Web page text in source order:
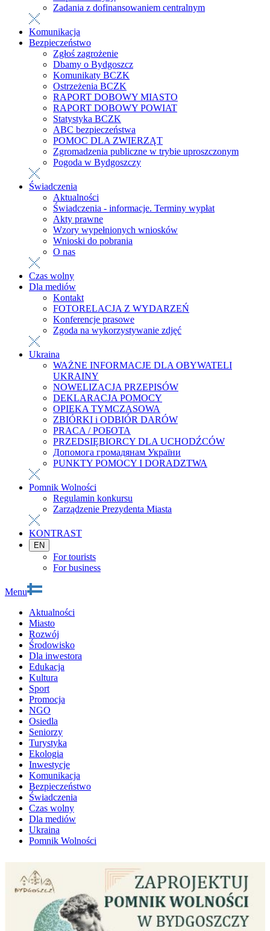
Zadania z dofinansowaniem centralnym
Komunikacja
Bezpieczeństwo
Zgłoś zagrożenie
Dbamy o Bydgoszcz
Komunikaty BCZK
Ostrzeżenia BCZK
RAPORT DOBOWY MIASTO
RAPORT DOBOWY POWIAT
Statystyka BCZK
ABC bezpieczeństwa
POMOC DLA ZWIERZĄT
Zgromadzenia publiczne w trybie uproszczonym
Pogoda w Bydgoszczy
Świadczenia
Aktualności
Świadczenia - informacje. Terminy wypłat
Akty prawne
Wzory wypełnionych wniosków
Wnioski do pobrania
O nas
Czas wolny
Dla mediów
Kontakt
FOTORELACJA Z WYDARZEŃ
Konferencje prasowe
Zgoda na wykorzystywanie zdjęć
Ukraina
WAŻNE INFORMACJE DLA OBYWATELI
UKRAINY
NOWELIZACJA PRZEPISÓW
DEKLARACJA POMOCY
OPIEKA TYMCZASOWA
ZBIÓRKI i ODBIÓR DARÓW
PRACA / РОБОТА
PRZEDSIĘBIORCY DLA UCHODŹCÓW
Допомога громадянам України
PUNKTY POMOCY I DORADZTWA
Pomnik Wolności
Regulamin konkursu
Zarządzenie Prezydenta Miasta
KONTRAST
EN
For tourists
For business
Menu
Aktualności
Miasto
Rozwój
Środowisko
Dla inwestora
Edukacja
Kultura
Sport
Promocja
NGO
Osiedla
Seniorzy
Turystyka
Ekologia
Inwestycje
Komunikacja
Bezpieczeństwo
Świadczenia
Czas wolny
Dla mediów
Ukraina
Pomnik Wolności